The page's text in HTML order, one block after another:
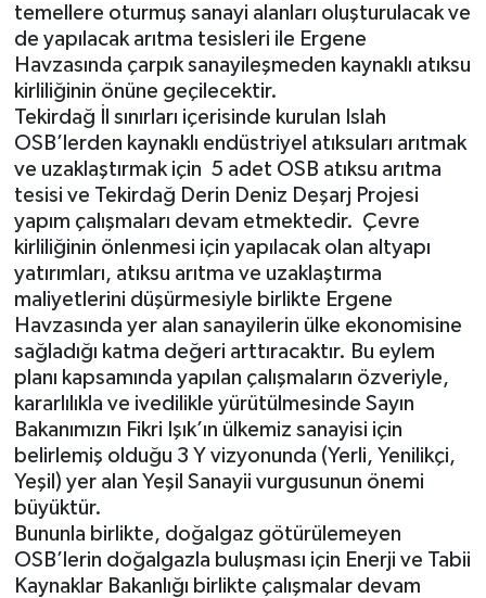
temellere oturmuş sanayi alanları oluşturulacak ve
de yapılacak arıtma tesisleri ile Ergene
Havzasında çarpık sanayileşmeden kaynaklı atıksu
kirliliğinin önüne geçilecektir.
Tekirdağ İl sınırları içerisinde kurulan Islah
OSB’lerden kaynaklı endüstriyel atıksuları arıtmak
ve uzaklaştırmak için 5 adet OSB atıksu arıtma
tesisi ve Tekirdağ Derin Deniz Deşarj Projesi
yapım çalışmaları devam etmektedir. Çevre
kirliliğinin önlenmesi için yapılacak olan altyapı
yatırımları, atıksu arıtma ve uzaklaştırma
maliyetlerini düşürmesiyle birlikte Ergene
Havzasında yer alan sanayilerin ülke ekonomisine
sağladığı katma değeri arttıracaktır. Bu eylem
planı kapsamında yapılan çalışmaların özveriyle,
kararlılıkla ve ivedilikle yürütülmesinde Sayın
Bakanımızın Fikri Işık’ın ülkemiz sanayisi için
belirlemiş olduğu 3 Y vizyonunda (Yerli, Yenilikçi,
Yeşil) yer alan Yeşil Sanayii vurgusunun önemi
büyüktür.
Bununla birlikte, doğalgaz götürülemeyen
OSB’lerin doğalgazla buluşması için Enerji ve Tabii
Kaynaklar Bakanlığı birlikte çalışmalar devam